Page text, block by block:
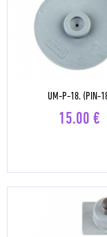
UM-P-18. (PIN-
15.00 €